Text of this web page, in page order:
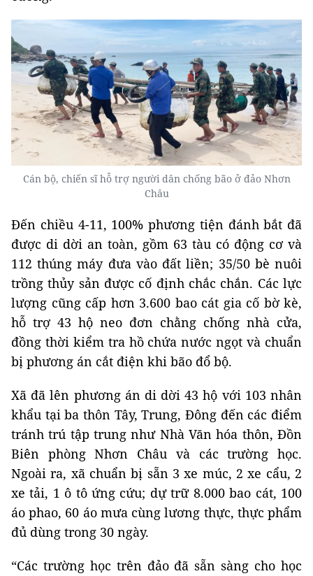
Cán bộ, chiến sĩ hỗ trợ người dân chống bão ở đảo Nhơn
Châu
Đến chiều 4-11, 100% phương tiện đánh bắt đã
được di dời an toàn, gồm 63 tàu có động cơ và
112 thúng máy đưa vào đất liền; 35/50 bè nuôi
trồng thủy sản được cố định chắc chắn. Các lực
lượng cũng cấp hơn 3.600 bao cát gia cố bờ kè,
hỗ trợ 43 hộ neo đơn chằng chống nhà cửa,
đồng thời kiểm tra hồ chứa nước ngọt và chuẩn
bị phương án cắt điện khi bão đổ bộ.
Xã đã lên phương án di dời 43 hộ với 103 nhân
khẩu tại ba thôn Tây, Trung, Đông đến các điểm
tránh trú tập trung như Nhà Văn hóa thôn, Đồn
Biên phòng Nhơn Châu và các trường học.
Ngoài ra, xã chuẩn bị sẵn 3 xe múc, 2 xe cẩu, 2
xe tải, 1 ô tô ứng cứu; dự trữ 8.000 bao cát, 100
áo phao, 60 áo mưa cùng lương thực, thực phẩm
đủ dùng trong 30 ngày.
“Các trường học trên đảo đã sẵn sàng cho học